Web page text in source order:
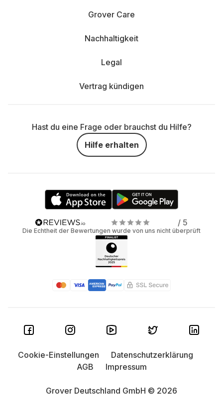
Grover Care
Nachhaltigkeit
Legal
Vertrag kündigen
Hast du eine Frage oder brauchst du Hilfe?
Hilfe erhalten
/ 5
Die Echtheit der Bewertungen wurde von uns nicht überprüft
Grover Deutschland GmbH © 2026
Cookie-Einstellungen
Datenschutzerklärung
AGB
Impressum